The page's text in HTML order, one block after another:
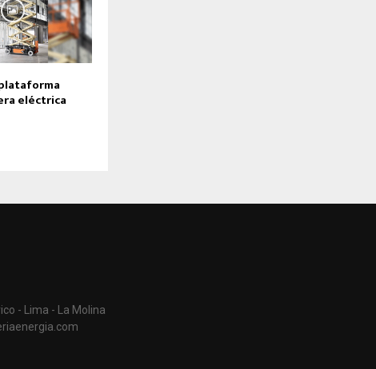
eléctrica
- Lima - La Molina